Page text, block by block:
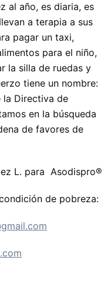
al año, es diaria, es
a terapia a sus
pagar un taxi,
para el niño,
la silla de ruedas y
tiene un nombre:
la Directiva de
en la búsqueda
de favores de
L. para Asodispro®
de pobreza: